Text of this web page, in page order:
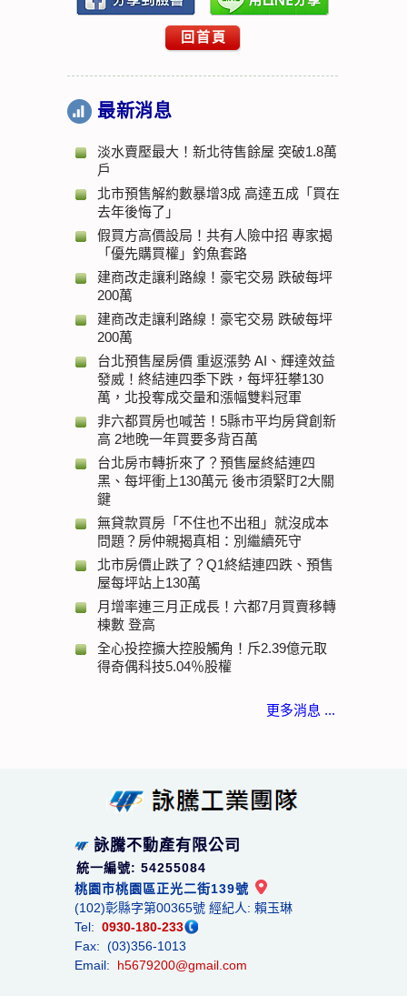
回首頁
最新消息
淡水賣壓最大！新北待售餘屋 突破1.8萬
戶
北市預售解約數暴增3成 高達五成「買在
去年後悔了」
假買方高價設局！共有人險中招 專家揭
「優先購買權」釣魚套路
建商改走讓利路線！豪宅交易 跌破每坪
200萬
建商改走讓利路線！豪宅交易 跌破每坪
200萬
台北預售屋房價 重返漲勢 AI、輝達效益
發威！終結連四季下跌，每坪狂攀130
萬，北投奪成交量和漲幅雙料冠軍
非六都買房也喊苦！5縣市平均房貸創新
高 2地晚一年買要多背百萬
台北房市轉折來了？預售屋終結連四
黑、每坪衝上130萬元 後市須緊盯2大關
鍵
無貸款買房「不住也不出租」就沒成本
問題？房仲親揭真相：別繼續死守
北市房價止跌了？Q1終結連四跌、預售
屋每坪站上130萬
月增率連三月正成長！六都7月買賣移轉
棟數 登高
全心投控擴大控股觸角！斥2.39億元取
得奇偶科技5.04％股權
更多消息 ...
詠騰不動產有限公司
統一編號: 54255084
桃園市桃園區正光二街139號
(102)彰縣字第00365號 經紀人: 賴玉琳
Tel: 0930-180-233
Fax: (03)356-1013
Email: h5679200@gmail.com